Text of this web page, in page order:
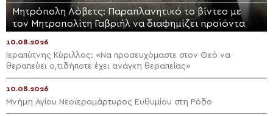
Μητρόπολη Λόβετς: Παραπλανητικό το βίντεο με
τον Μητροπολίτη Γαβριήλ να διαφημίζει προϊόντα
10.08.2026
Ιεραπύτνης Κύριλλος: «Να προσευχόμαστε στον Θεό να
θεραπεύει ο,τιδήποτε έχει ανάγκη θεραπείας»
10.08.2026
Μνήμη Αγίου Νεοϊερομάρτυρος Ευθυμίου στη Ρόδο